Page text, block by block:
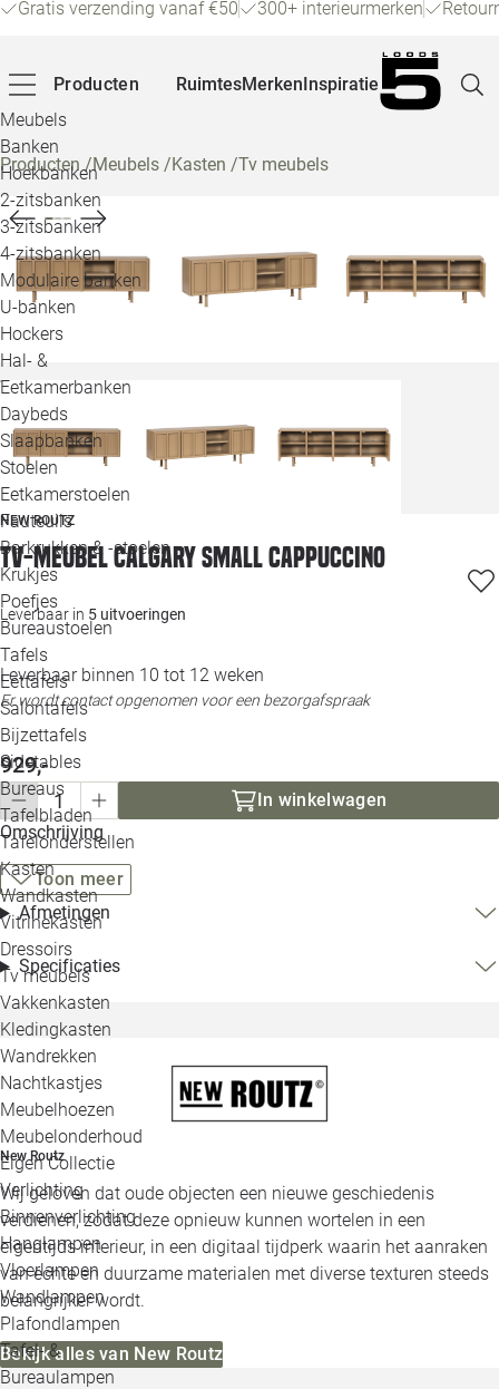
Gratis verzending vanaf €50 300+ interieurmerken
Producten
Meubels
Banken
Hoekbanken
2-zitsbanken
3-zitsbanken
4-zitsbanken
Modulaire banken
U-banken
Hockers
Hal- &
Eetkamerbanken
Daybeds
Slaapbanken
Stoelen
Eetkamerstoelen
Fauteuils
Barkrukken & -stoelen
Krukjes
Poefjes
Bureaustoelen
Tafels
Eettafels
Salontafels
Bijzettafels
Sidetables
Bureaus
Tafelbladen
Tafelonderstellen
Kasten
Wandkasten
Vitrinekasten
Dressoirs
Tv meubels
Vakkenkasten
Kledingkasten
Wandrekken
Nachtkastjes
Meubelhoezen
Meubelonderhoud
Eigen Collectie
Verlichting
Binnenverlichting
Hanglampen
Vloerlampen
Wandlampen
Plafondlampen
Tafel- &
Bureaulampen
RuimtesMerkenInspiratie
Producten/Meubels /Kasten /Tv meubels
NEW ROUTZ
Tv-meubel Calgary small cappuccino
Leverbaar in 5 uitvoeringen
Leverbaar binnen 10 tot 12 weken
Er wordt contact opgenomen voor een bezorgafspraak
929,-
In winkelwagen
Omschrijving
Toon meer
Afmetingen
Specificaties
New Routz
Wij geloven dat oude objecten een nieuwe geschiedenis
verdienen, zodat deze opnieuw kunnen wortelen in een
eigentijds interieur, in een digitaal tijdperk waarin het aanraken
van echte en duurzame materialen met diverse texturen steeds
belangrijker wordt.
Bekijk alles van New Routz